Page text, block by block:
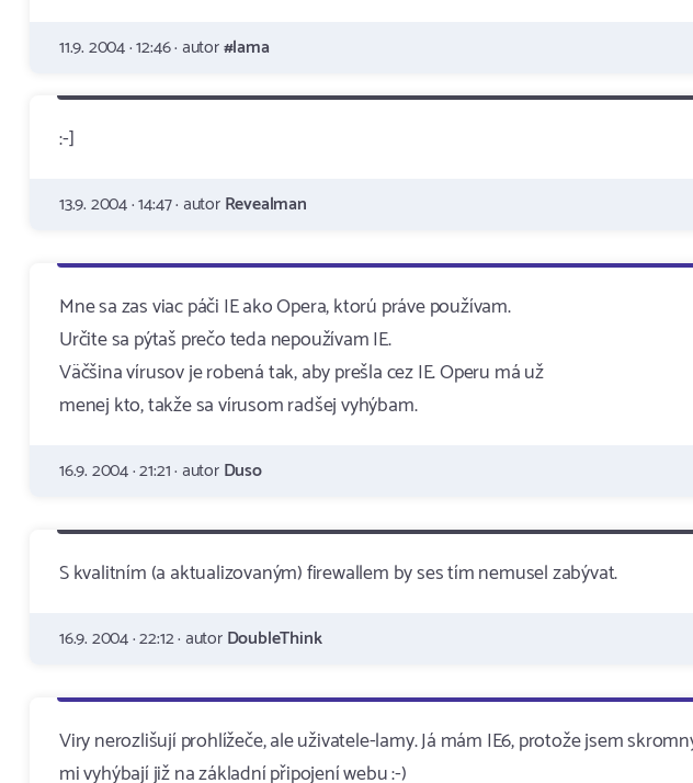
11.9. 2004 · 12:46 · autor#lama
:-]
13.9. 2004 · 14:47 · autorRevealman
Mne sa zas viac páči IE ako Opera, ktorú práve používam.
Určite sa pýtaš prečo teda nepoužívam IE.
Väčšina vírusov je robená tak, aby prešla cez IE. Operu má už
menej kto, takže sa vírusom radšej vyhýbam.
16.9. 2004 · 21:21 · autorDuso
S kvalitním (a aktualizovaným) firewallem by ses tím nemusel zabývat.
16.9. 2004 · 22:12 · autorDoubleThink
Viry nerozlišují prohlížeče, ale uživatele-lamy. Já mám IE6, protože jsem
mi vyhýbají již na základní připojení webu :-)